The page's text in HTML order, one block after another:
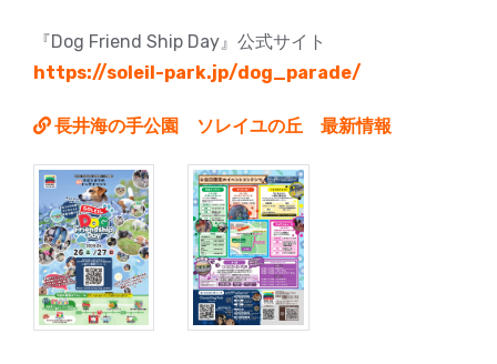
『Dog Friend Ship Day』公式サイト
https://soleil-park.jp/dog_parade/
長井海の手公園 ソレイユの丘 最新情報